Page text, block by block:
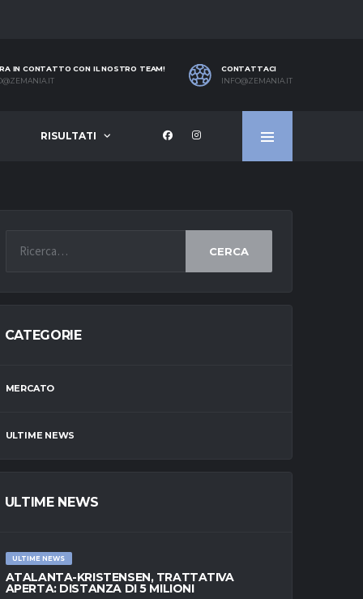
IN CONTATTO CON IL NOSTRO TEAM!
CONTATTACI
INFO@ZEMANIA.IT
RISULTATI
CERCA
CATEGORIE
MERCATO
ULTIME NEWS
ULTIME NEWS
ULTIME NEWS
ATALANTA-KRISTENSEN, TRATTATIVA
APERTA: DISTANZA DI 5 MILIONI